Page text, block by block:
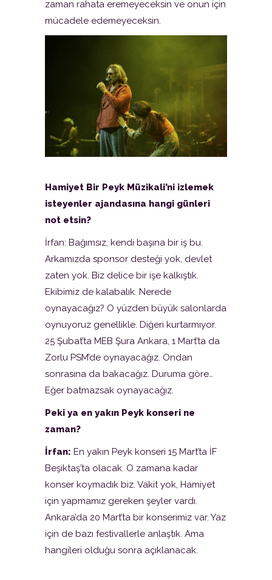
zaman rahata eremeyeceksin ve onun için
mücadele edemeyeceksin.
Hamiyet Bir Peyk Müzikali’ni izlemek
isteyenler ajandasına hangi günleri
not etsin?
İrfan: Bağımsız, kendi başına bir iş bu.
Arkamızda sponsor desteği yok, devlet
zaten yok. Biz delice bir işe kalkıştık.
Ekibimiz de kalabalık. Nerede
oynayacağız? O yüzden büyük salonlarda
oynuyoruz genellikle. Diğeri kurtarmıyor.
25 Şubat’ta MEB Şura Ankara, 1 Mart’ta da
Zorlu PSM’de oynayacağız. Ondan
sonrasına da bakacağız. Duruma göre…
Eğer batmazsak oynayacağız.
Peki ya en yakın Peyk konseri ne
zaman?
İrfan: En yakın Peyk konseri 15 Mart’ta İF
Beşiktaş’ta olacak. O zamana kadar
konser koymadık biz. Vakit yok, Hamiyet
için yapmamız gereken şeyler vardı.
Ankara’da 20 Mart’ta bir konserimiz var. Yaz
için de bazı festivallerle anlaştık. Ama
hangileri olduğu sonra açıklanacak.